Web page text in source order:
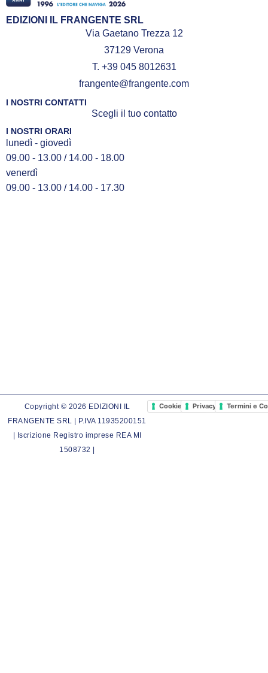
EDIZIONI IL FRANGENTE SRL
Via Gaetano Trezza 12
37129 Verona
T. +39 045 8012631
frangente@frangente.com
I NOSTRI CONTATTI
Scegli il tuo contatto
I NOSTRI ORARI
lunedì - giovedì
09.00 - 13.00 / 14.00 - 18.00
venerdì
09.00 - 13.00 / 14.00 - 17.30
Copyright © 2026 EDIZIONI IL
FRANGENTE SRL | P.IVA 11935200151
| Iscrizione Registro imprese REA MI
1508732 |
Cookie PolicyPrivacy PolicyTermini e